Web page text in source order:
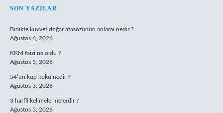
SIDEBAR
SON YAZILAR
Birlikte kuvvet doğar atasözünün anlamı nedir ?
Ağustos 6, 2026
KKM faizi ne oldu ?
Ağustos 5, 2026
54’ün küp kökü nedir ?
Ağustos 3, 2026
3 harfli kelimeler nelerdir ?
Ağustos 3, 2026